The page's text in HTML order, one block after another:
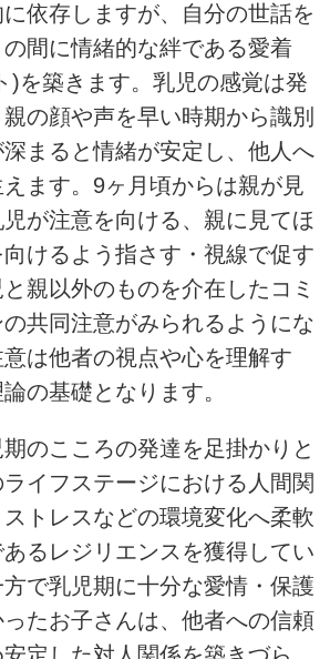
依存しますが、自分の世話を
間に情緒的な絆である愛着
)を築きます。乳児の感覚は発
の顔や声を早い時期から識別
まると情緒が安定し、他人へ
ます。9ヶ月頃からは親が見
が注意を向ける、親に見てほ
けるよう指さす・視線で促す
親以外のものを介在したコミ
共同注意がみられるようにな
は他者の視点や心を理解す
の基礎となります。
のこころの発達を足掛かりと
イフステージにおける人間関
トレスなどの環境変化へ柔軟
るレジリエンスを獲得してい
で乳児期に十分な愛情・保護
たお子さんは、他者への信頼